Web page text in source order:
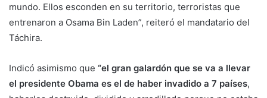
mundo. Ellos esconden en su territorio, terroristas que
entrenaron a Osama Bin Laden”, reiteró el mandatario del
Táchira.
Indicó asimismo que “el gran galardón que se va a llevar
el presidente Obama es el de haber invadido a 7 países,